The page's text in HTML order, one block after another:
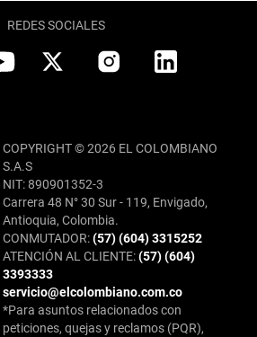
REDES SOCIALES
COPYRIGHT © 2026 EL COLOMBIANO
S.A.S
NIT: 890901352-3
Carrera 48 N° 30 Sur - 119, Envigado,
Antioquia, Colombia.
CONMUTADOR:(57) (604) 3315252
ATENCIÓN AL CLIENTE:(57) (604)
3393333
servicio@elcolombiano.com.co
*Para asuntos relacionados con
peticiones, quejas y reclamos (PQR),